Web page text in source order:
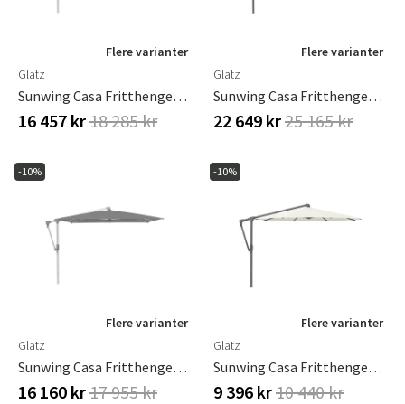
Flere varianter
Glatz
Sunwing Casa Fritthengende Parasoll 270 X 270 Cm Kat.4 Anodisert Alu / 420 Smoke Glatz
16 457 kr18 285 kr
Flere varianter
Glatz
Sunwing Casa Fritthengende Parasoll 270 X 270 Cm Kat.5 Antrasitt Aluminium / 530 Atlantic Glatz
22 649 kr25 165 kr
-10%
Flere varianter
Glatz
Sunwing Casa Fritthengende Parasoll 300 X 240 Cm Kat.4 Anodisert Alu / 420 Smoke Glatz
16 160 kr17 955 kr
-10%
Flere varianter
Glatz
Sunwing Casa Fritthengende Parasoll 300 Cm Kat.2 Antrasitt Aluminium / 158 Off White Glatz
9 396 kr10 440 kr